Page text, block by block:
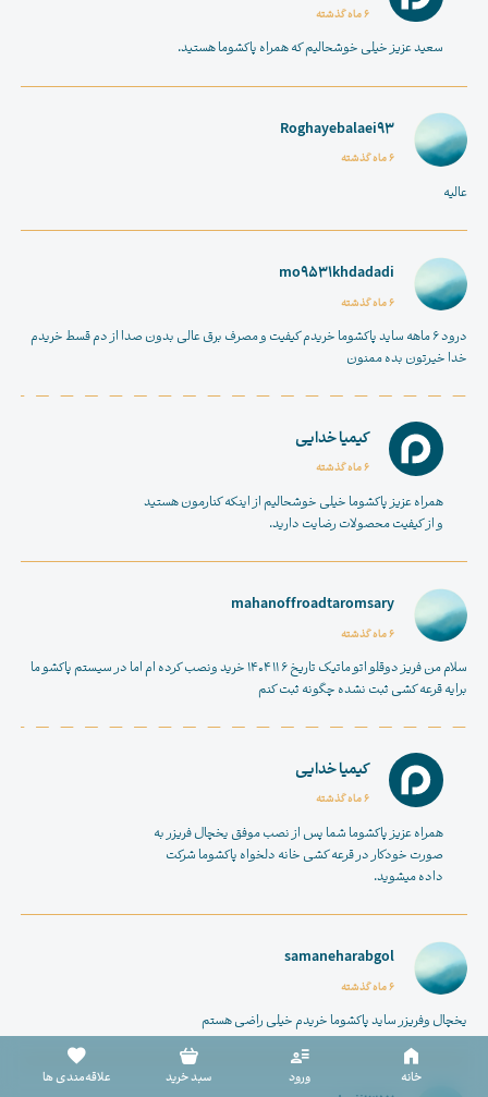
خانه ورود سبد خرید
سبد خرید خالی است
علاقه‌مندی ها
6 ماه گذشته
سعید عزیز خیلی خوشحالیم که همراه پاکشوماهستید.
Roghayebalaei93
6 ماه گذشته
عالیه
mo9531khdadadi
6 ماه گذشته
درود ۶ ماهه ساید ‌پاکشوما خریدم کیفیت و مصرف برق عالی بدون صدا از دم قسط خریدم
خدا خیرتون بده ممنون
کیمیا خدایی
6 ماه گذشته
همراه عزیز پاکشوما خیلی خوشحالیم از اینکه کنارمون هستید
و از کیفیت محصولات رضایت دارید.
mahanoffroadtaromsary
6 ماه گذشته
سلام من فریز دوقلو اتو ماتیک تاریخ ۶ ۱۱ ۱۴۰۴ خرید ونصب کرده ام اما در سیستم پاکشو ما
برايه قرعه کشی ثبت نشده چگونه ثبت کنم
کیمیا خدایی
6 ماه گذشته
همراه عزیز پاکشوما شما پس از نصب موفق یخچال فریزربه
صورت خودکار در قرعه کشی خانه دلخواه پاکشوما شرکت
داده میشوید.
samaneharabgol
6 ماه گذشته
یخچال وفریزر ساید پاکشوما خریدم خیلی راضی هستم